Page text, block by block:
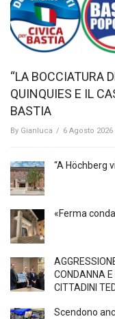
“LA BOCCIATURA
QUINQUIES E IL
BASTIA
By Gianluca / 6 Agosto 2026
“A Höchberg
«Ferma
CONDANNA
CITTADINI
Scendono